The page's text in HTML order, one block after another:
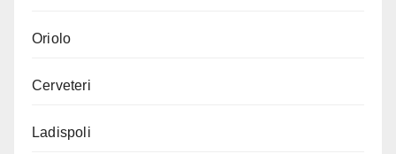
Oriolo
Cerveteri
Ladispoli